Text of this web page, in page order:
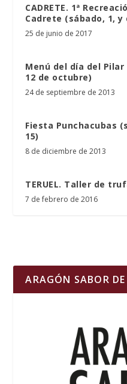
CADRETE. 1ª
Cadrete (sábado, 1, y
25 de junio de 2017
Menú del día del
12 de octubre)
24 de septiembre de 2013
Fiesta Punchacubas
15)
8 de diciembre de 2013
TERUEL. Taller de
7 de febrero de 2016
ARAGÓN SABOR DE